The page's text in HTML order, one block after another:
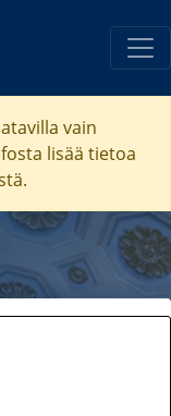
vain
lisää tietoa